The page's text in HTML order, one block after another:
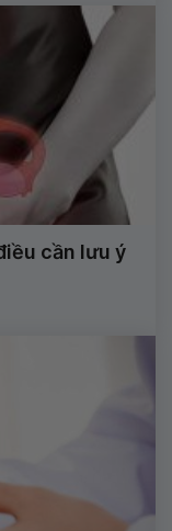
cần lưu ý